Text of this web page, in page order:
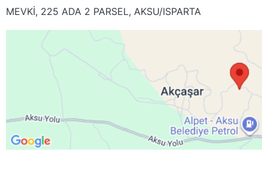
MEVKİ, 225 ADA 2 PARSEL, AKSU/ISPARTA